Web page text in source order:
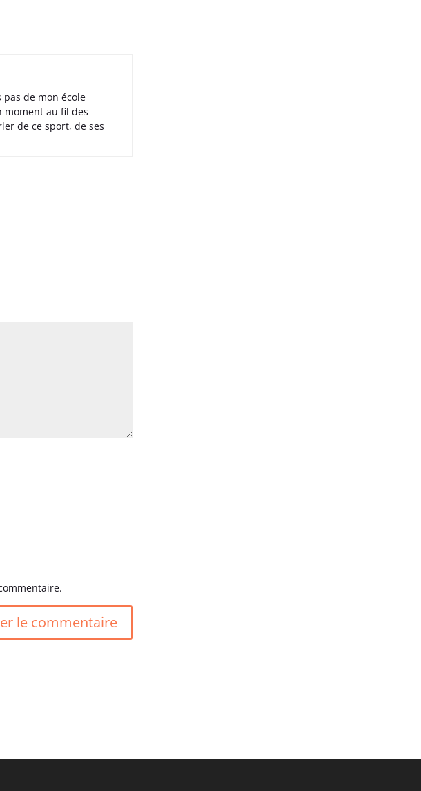
pas de mon école
moment au fil des
de ce sport, de ses